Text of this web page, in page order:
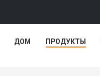
ДОМ ПРОДУКТЫ